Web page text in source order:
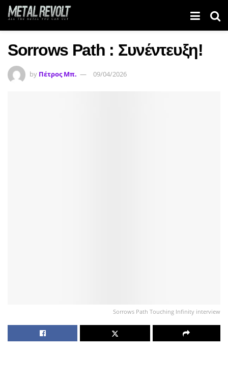
Sorrows Path : Συνέντευξη!
by Πέτρος Μπ. 09/04/2026
Sorrows Path Touching Infinity interview